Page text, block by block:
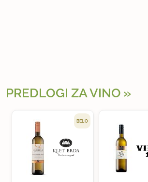
PREDLOGI ZA VINO
BELO